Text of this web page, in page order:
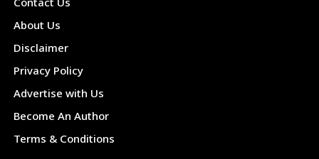
Contact Us
About Us
Disclaimer
Privacy Policy
Advertise with Us
Become An Author
Terms & Conditions